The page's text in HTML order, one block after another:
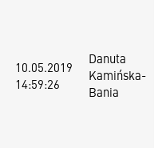
10.05.2019
14:59:26
Danuta
Kamińska-
Bania